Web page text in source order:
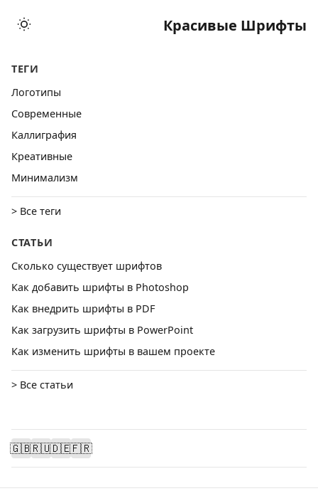
Красивые Шрифты
ТЕГИ
Логотипы
Cовременные
Каллиграфия
Креативные
Минимализм
> Все теги
СТАТЬИ
Сколько существует шрифтов
Как добавить шрифты в Photoshop
Как внедрить шрифты в PDF
Как загрузить шрифты в PowerPoint
Как изменить шрифты в вашем проекте
> Все статьи
🇬🇧🇷🇺🇩🇪🇫🇷